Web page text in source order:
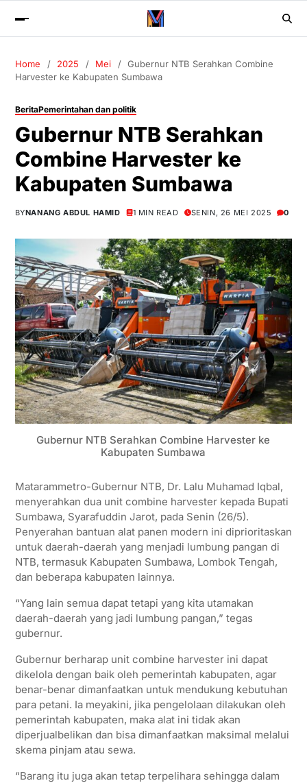
Home 2025 Mei
Gubernur NTB Serahkan Combine
Harvester ke Kabupaten Sumbawa
BeritaPemerintahan dan politik
Gubernur NTB Serahkan
Combine Harvester ke
Kabupaten Sumbawa
BYNANANG ABDUL HAMID 1 MIN READ SENIN, 26 MEI 2025 0
Gubernur NTB Serahkan Combine Harvester ke
Kabupaten Sumbawa
Matarammetro-Gubernur NTB, Dr. Lalu Muhamad Iqbal,
menyerahkan dua unit combine harvester kepada Bupati
Sumbawa, Syarafuddin Jarot, pada Senin (26/5).
Penyerahan bantuan alat panen modern ini diprioritaskan
untuk daerah-daerah yang menjadi lumbung pangan di
NTB, termasuk Kabupaten Sumbawa, Lombok Tengah,
dan beberapa kabupaten lainnya.
“Yang lain semua dapat tetapi yang kita utamakan
daerah-daerah yang jadi lumbung pangan,” tegas
gubernur.
Gubernur berharap unit combine harvester ini dapat
dikelola dengan baik oleh pemerintah kabupaten, agar
benar-benar dimanfaatkan untuk mendukung kebutuhan
para petani. Ia meyakini, jika pengelolaan dilakukan oleh
pemerintah kabupaten, maka alat ini tidak akan
diperjualbelikan dan bisa dimanfaatkan maksimal melalui
skema pinjam atau sewa.
“Barang itu juga akan tetap terpelihara sehingga dalam